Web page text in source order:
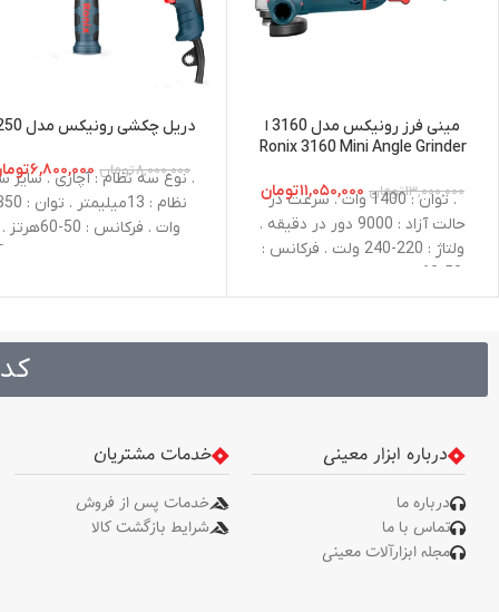
مینی فرز رونیکس مدل 3160 ا
Ronix 3160 Mini Angle Grinder
۱۳,۰۰۰,۰۰۰تومان ۱۱,۰۵۰,۰۰۰تومان
. توان : 1400 وات . سرعت در
حالت آزاد : 9000 دور در دقیقه .
ولتاژ : 220-240 ولت . فرکانس :
115 میلی‌متر . اندازه شفت : M14
دسته جانبی طراحی شده توسط
آلن
دریل چکشی رونیکس مدل 2250
۸,۰۰۰,۰۰۰تومان ۶,۸۰۰,۰۰۰
. نوع سه نظام : آچاری . سایز
نظام : 13میلیمتر .
وات . فرکانس : 50-60هرتز .
فلز : 13 میلی‌متر
درباره ابزار معینی
درباره ما
تماس با ما
مجله ابزارآلات معینی
خدمات مشتریان
خدمات پس از فروش
شرایط بازگشت کالا